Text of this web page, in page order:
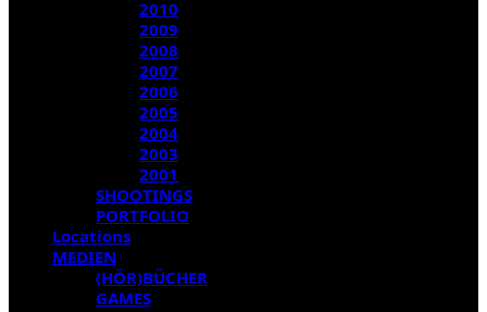
2010
2009
2008
2007
2006
2005
2004
2003
2001
SHOOTINGS
PORTFOLIO
Locations
MEDIEN
(HÖR)BÜCHER
GAMES